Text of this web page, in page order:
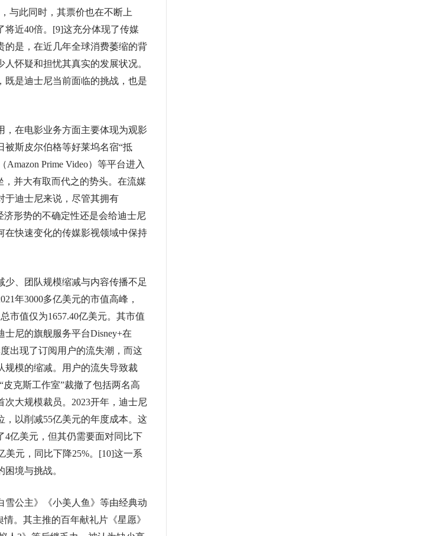
与此同时，其票价也在不断上
将近40倍。[9]这充分体现了传媒
的是，在近几年全球消费萎缩的背
怀疑和担忧其真实的发展状况。
是迪士尼当前面临的挑战，也是
在电影业务方面主要体现为观影
被斯皮尔伯格等好莱坞名宿“抵
Prime Video）等平台进入
，并大有取而代之的势头。在流媒
于迪士尼来说，尽管其拥有
济形势的不确定性还是会给迪士尼
在快速变化的传媒影视领域中保持
、团队规模缩减与内容传播不足
年3000多亿美元的市值高峰，
市值仅为1657.40亿美元。其市值
尼的旗舰服务平台Disney+在
出现了订阅用户的流失潮，而这
规模的缩减。用户的流失导致裁
皮克斯工作室”裁撤了包括两名高
大规模裁员。2023开年，迪士尼
，以削减55亿美元的年度成本。这
4亿美元，但其仍需要面对同比下
美元，同比下降25%。[10]这一系
境与挑战。
公主》《小美人鱼》等由经典动
。其主推的百年献礼片《星愿》